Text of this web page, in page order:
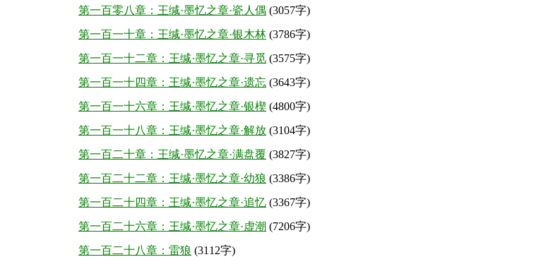
第一百零八章：王缄·墨忆之章·瓷人偶 (3057字)
第一百一十章：王缄·墨忆之章·银木林 (3786字)
第一百一十二章：王缄·墨忆之章·寻觅 (3575字)
第一百一十四章：王缄·墨忆之章·遗忘 (3643字)
第一百一十六章：王缄·墨忆之章·银楔 (4800字)
第一百一十八章：王缄·墨忆之章·解放 (3104字)
第一百二十章：王缄·墨忆之章·满盘覆 (3827字)
第一百二十二章：王缄·墨忆之章·幼狼 (3386字)
第一百二十四章：王缄·墨忆之章·追忆 (3367字)
第一百二十六章：王缄·墨忆之章·虚潮 (7206字)
第一百二十八章：雷狼 (3112字)